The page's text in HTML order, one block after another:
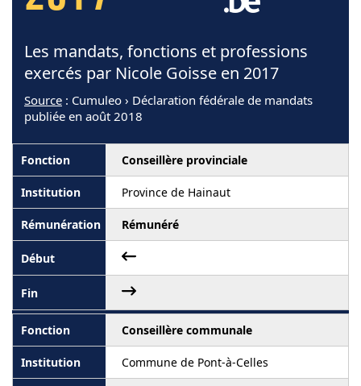
Les mandats, fonctions et professions
exercés par Nicole Goisse en 2017
Source : Cumuleo › Déclaration fédérale de mandats
publiée en août 2018
Conseillère provinciale
Province de Hainaut
Rémunéré
Conseillère communale
Commune de Pont-à-Celles